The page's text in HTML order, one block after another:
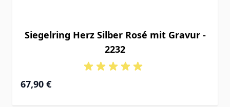
Siegelring Herz Silber Rosé mit Gravur -
2232
67,90 €